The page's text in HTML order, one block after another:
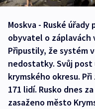
Moskva - Ruské
obyvatel o záplavách
Připustily, že systém
nedostatky. Svůj
krymského okresu.
171 lidí. Rusko dnes
zasaženo město